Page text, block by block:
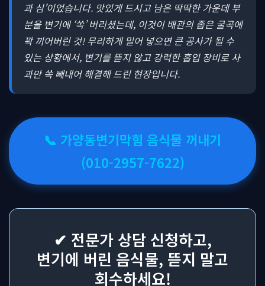
과 심’이었습니다. 맛있게 드시고 남은 딱딱한 가운데 부
분을 변기에 ‘쏙’ 버리셨는데, 이것이 배관의 좁은 굴곡에
꽉 끼어버린 것! 무리하게 밀어 넣으면 큰 공사가 될 수
있는 상황에서, 변기를 뜯지 않고 강력한 흡입 장비로 사
과만 쏙 빼내어 해결해 드린 현장입니다.
📞 가양동변기막힘 음식물 꺼내기
(010-2957-7622)
✔ 전문가 상담 신청하고,
변기에 버린 음식물, 뜯지 말고
회수하세요!